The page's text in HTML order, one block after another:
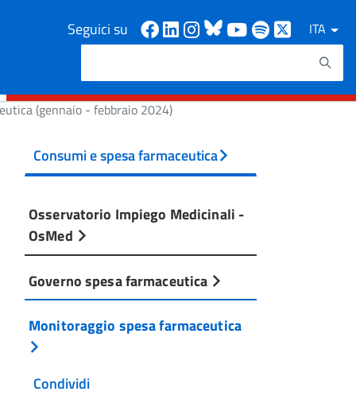
Seguici su Facebook
Linkedin
Instagram
Bluesky
Youtube
Spotify
ITA
Cerca
(gennaio - febbraio 2024)
Consumi e spesa farmaceutica
Osservatorio Impiego Medicinali -
OsMed
Governo spesa farmaceutica
Monitoraggio spesa farmaceutica
Condividi